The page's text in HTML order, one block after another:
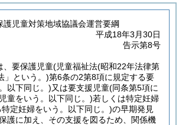
護児童対策地域協議会運営要綱
平成18年3月30日
告示第8号
、要保護児童(児童福祉法(昭和22年法律第
」という。)第6条の2第8項に規定する要
以下同じ。)又は要支援児童(同条第5項に
童をいう。以下同じ。)若しくは特定妊婦
定妊婦をいう。以下同じ。)の早期発見
護に加え、その支援を図るため、関係機